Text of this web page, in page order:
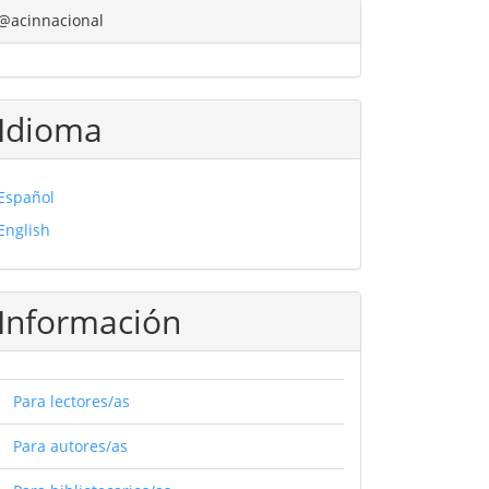
Idioma
Información
Para lectores/as
Para autores/as